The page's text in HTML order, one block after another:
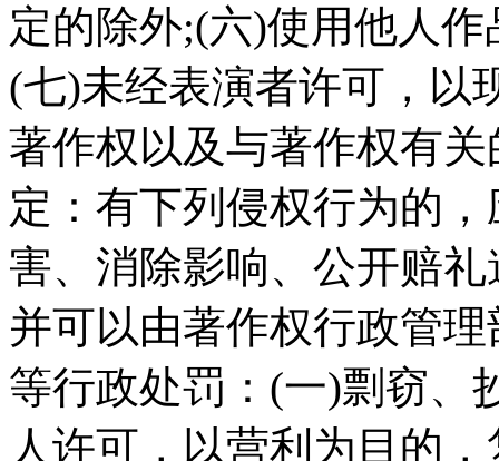
定的除外;(六)使用他人
(七)未经表演者许可，以
著作权以及与著作权有
定：有下列侵权行为的
害、消除影响、公开赔
并可以由著作权行政管
等行政处罚：(一)剽窃、
人许可，以营利为目的